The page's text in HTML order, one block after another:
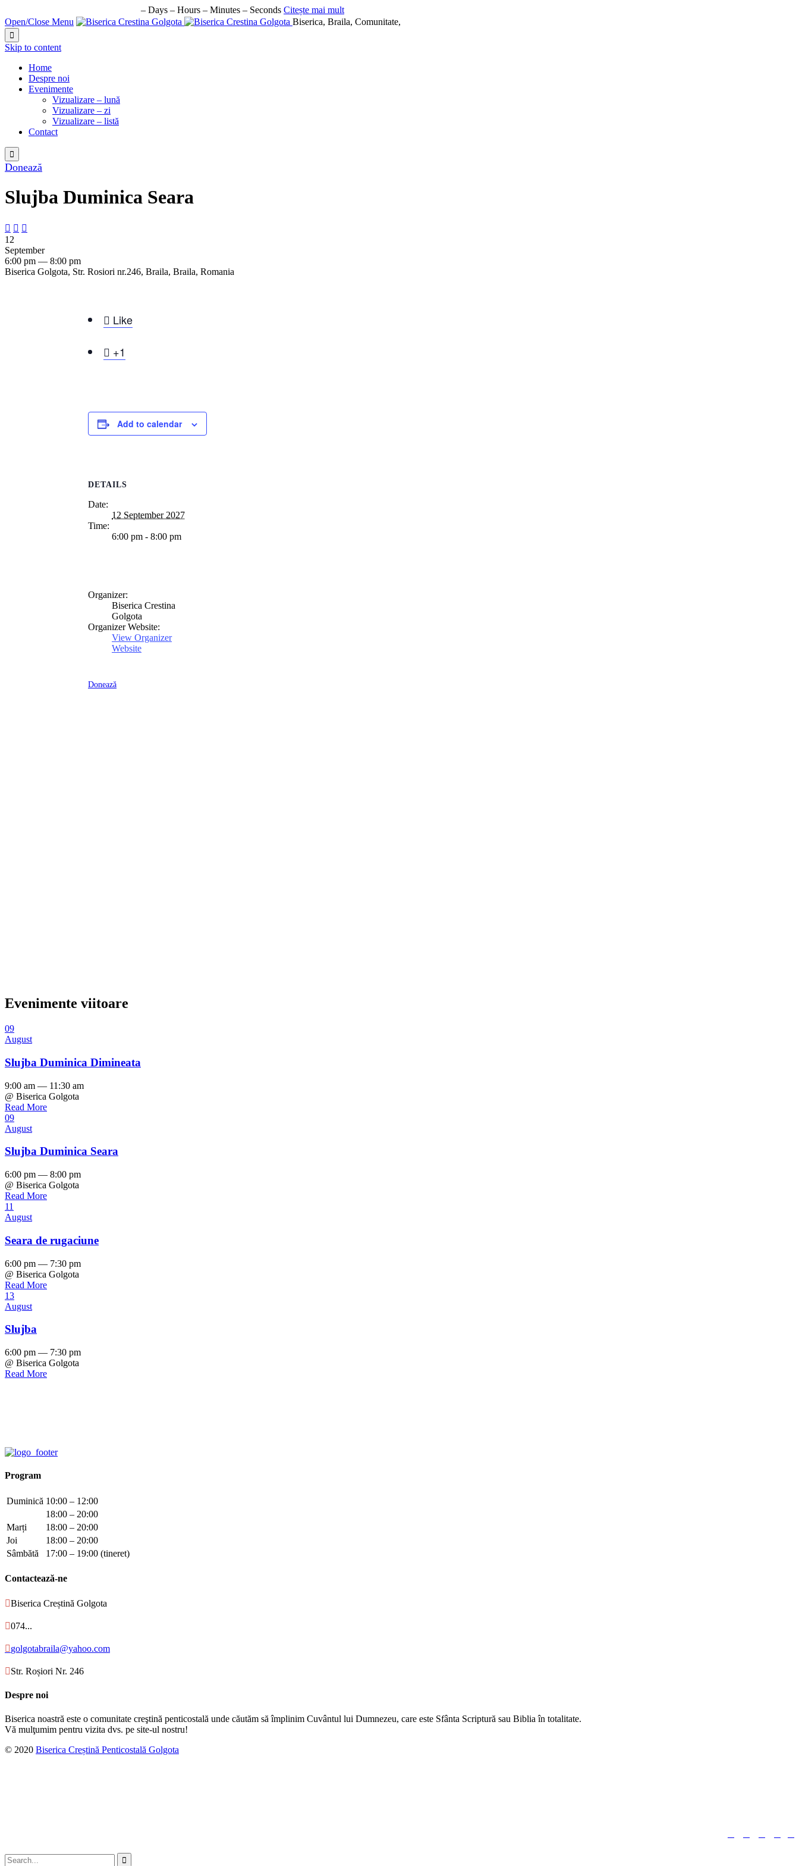
– Days – Hours – Minutes – Seconds Citește mai mult
Open/Close Menu
Biserica, Braila, Comunitate,

Skip to content
Home
Despre noi
Evenimente
Vizualizare – lună
Vizualizare – zi
Vizualizare – listă
Contact

Donează
Slujba Duminica Seara
  
12
September
6:00 pm — 8:00 pm
Biserica Golgota, Str. Rosiori nr.246, Braila, Braila, Romania
 Like
 +1
Add to calendar
DETAILS
Date:
12 September 2027
Time:
6:00 pm - 8:00 pm
Organizer:
Biserica Crestina
Golgota
Organizer Website:
View Organizer
Website
Donează
Evenimente viitoare
09
August
Slujba Duminica Dimineata
9:00 am — 11:30 am
@ Biserica Golgota
Read More
09
August
Slujba Duminica Seara
6:00 pm — 8:00 pm
@ Biserica Golgota
Read More
11
August
Seara de rugaciune
6:00 pm — 7:30 pm
@ Biserica Golgota
Read More
13
August
Slujba
6:00 pm — 7:30 pm
@ Biserica Golgota
Read More
Program
Duminică 10:00 – 12:00
18:00 – 20:00
Marți
18:00 – 20:00
Joi
18:00 – 20:00
Sâmbătă
17:00 – 19:00 (tineret)
Contactează-ne
Biserica Creștină Golgota
074...
golgotabraila@yahoo.com
Str. Roșiori Nr. 246
Despre noi
Biserica noastră este o comunitate creştină penticostală unde căutăm să împlinim Cuvântul lui Dumnezeu, care este Sfânta Scriptură sau Biblia în totalitate.
Vă mulţumim pentru vizita dvs. pe site-ul nostru!
© 2020 Biserica Creștină Penticostală Golgota
